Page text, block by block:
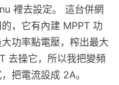
裡去設定。 這台併網
，它有內建 MPPT 功
功率點電壓，榨出最大
去操它，所以我把變頻
把電流設成 2A。